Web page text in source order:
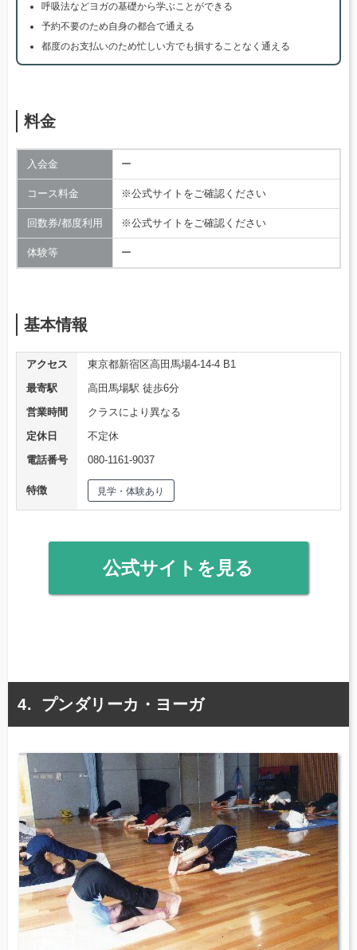
呼吸法などヨガの基礎から学ぶことができる
予約不要のため自身の都合で通える
都度のお支払いのため忙しい方でも損することなく通える
料金
入会金 ー
コース料金 ※公式サイトをご確認ください
回数券/都度利用 ※公式サイトをご確認ください
体験等 ー
基本情報
アクセス
東京都新宿区高田馬場4‐14‐4 B1
最寄駅
高田馬場駅 徒歩6分
営業時間
クラスにより異なる
定休日
不定休
電話番号
080-1161-9037
特徴 見学・体験あり
公式サイトを見る
プンダリーカ・ヨーガ